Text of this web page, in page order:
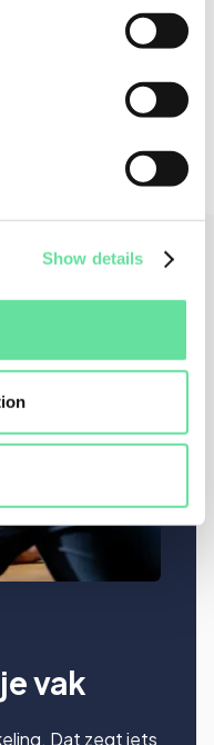
Show details
zijn nodig om deze
vak
Dat zegt iets